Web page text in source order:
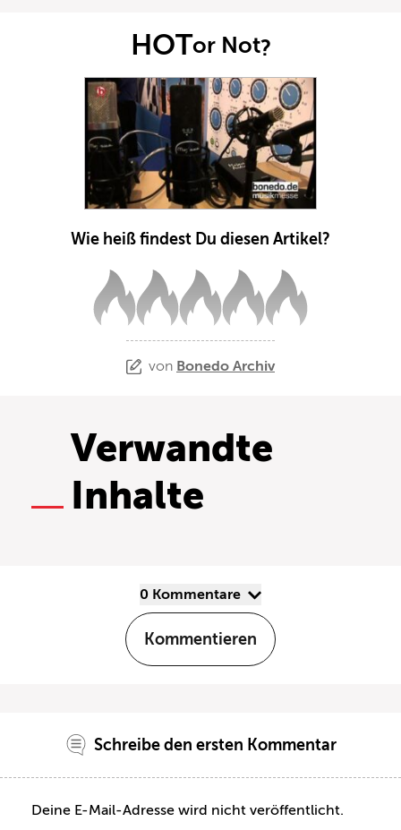
HOTor Not?
Wie heiß findest Du diesen Artikel?
von Bonedo Archiv
Verwandte
Inhalte
0 Kommentare
Kommentieren
Schreibe den ersten Kommentar
Deine E-Mail-Adresse wird nicht veröffentlicht.